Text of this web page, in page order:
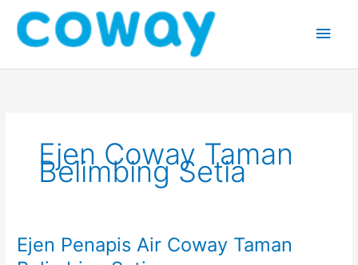
content
Ejen Coway Taman
Belimbing Setia
Ejen Penapis Air Coway Taman
Ejen
Penapis